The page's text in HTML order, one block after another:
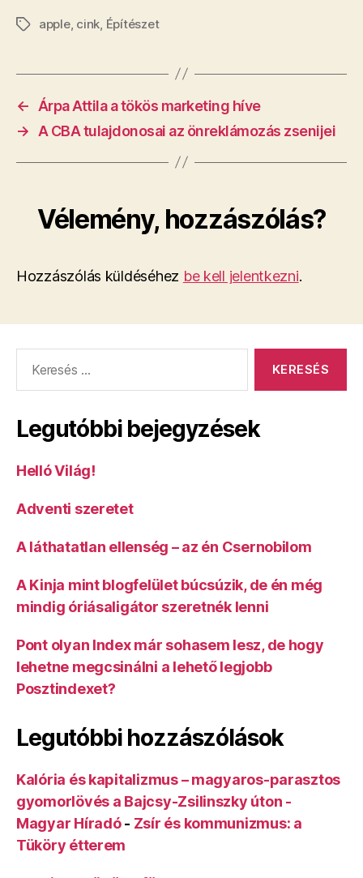
Címkék
apple, cink Építészet
←
Árpa Attila a tökös marketing híve
→
A CBA tulajdonosai az önreklámozás zsenijei
Vélemény, hozzászólás?
Hozzászólás küldéséhez be kell jelentkezni.
Legutóbbi bejegyzések
Helló Világ!
Adventi szeretet
A láthatatlan ellenség – az én Csernobilom
A Kinja mint blogfelület búcsúzik, de én még
mindig óriásaligátor szeretnék lenni
Pont olyan Index már sohasem lesz, de hogy
lehetne megcsinálni a lehető legjobb
Posztindexet?
Legutóbbi hozzászólások
Kalória és kapitalizmus – magyaros-parasztos
gyomorlövés a Bajcsy-Zsilinszky úton -
Magyar Híradó- Zsír és kommunizmus: a
Tüköry étterem